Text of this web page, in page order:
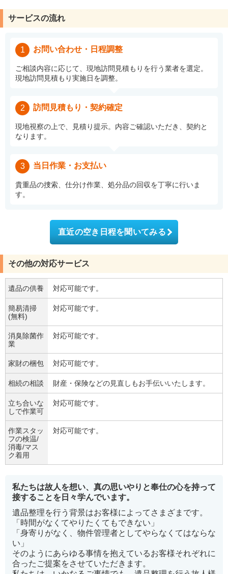
サービスの流れ
1 お問い合わせ・日程調整
ご相談内容に応じて、現地訪問見積もりを行う業者を選定。
現地訪問見積もり実施日を調整。
2 訪問見積もり・契約確定
現地視察の上で、見積り提示。内容ご確認いただき、契約と
なります。
3 当日作業・お支払い
貴重品の捜索、仕分け作業、処分品の回収を丁寧に行いま
す。
直近の空き日程を聞いてみる
その他の対応サービス
遺品の供養 対応可能です。
簡易清掃
(無料)
対応可能です。
消臭除菌作
業
対応可能です。
家財の梱包 対応可能です。
相続の相談 財産・保険などの見直しもお手伝いいたします。
立ち合いな
しで作業可
対応可能です。
作業スタッ
フの検温/
消毒/マス
ク着用
対応可能です。
私たちは故人を想い、真の思いやりと奉仕の心を持って
接することを日々学んでいます。
遺品整理を行う背景はお客様によってさまざまです。
「時間がなくてやりたくてもできない」
「身寄りがなく、物件管理者としてやらなくてはならな
い」
そのようにあらゆる事情を抱えているお客様それぞれに
合ったご提案をさせていただきます。